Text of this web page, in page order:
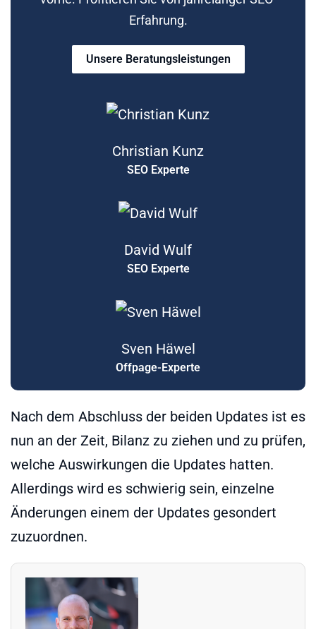
Erfahrung.
Unsere Beratungsleistungen
Christian Kunz
SEO Experte
David Wulf
SEO Experte
Sven Häwel
Offpage-Experte
Nach dem Abschluss der beiden Updates ist es
nun an der Zeit, Bilanz zu ziehen und zu prüfen,
welche Auswirkungen die Updates hatten.
Allerdings wird es schwierig sein, einzelne
Änderungen einem der Updates gesondert
zuzuordnen.